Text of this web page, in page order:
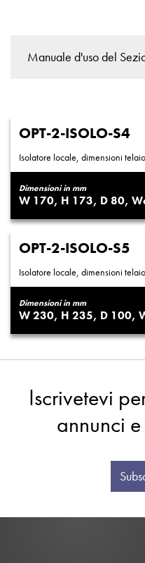
Manuale d'uso del
OPT-2-ISOLO-S4
Isolatore locale, dimensioni
Dimensioni in mm
170 173 80
OPT-2-ISOLO-S5
Isolatore locale, dimensioni
Dimensioni in mm
230 235 100
Iscrivetevi
annunci